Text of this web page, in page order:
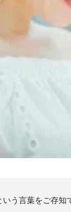
いう言葉をご存知